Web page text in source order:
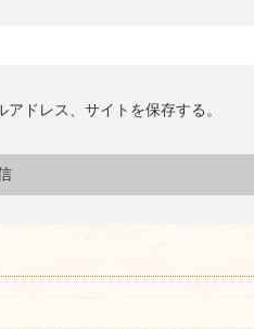
ドレス、サイトを保存する。